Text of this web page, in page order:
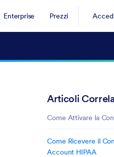
Enterprise Prezzi
Articoli
Come Attivare la
Come Ricevere il
Account HIPAA